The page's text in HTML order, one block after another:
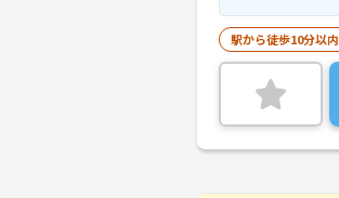
駅から徒歩10分以内